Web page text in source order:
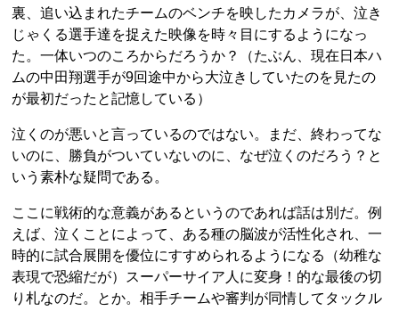
裏、追い込まれたチームのベンチを映したカメラが、泣き
じゃくる選手達を捉えた映像を時々目にするようになっ
た。一体いつのころからだろうか？（たぶん、現在日本ハ
ムの中田翔選手が9回途中から大泣きしていたのを見たの
が最初だったと記憶している）
泣くのが悪いと言っているのではない。まだ、終わってな
いのに、勝負がついていないのに、なぜ泣くのだろう？と
いう素朴な疑問である。
ここに戦術的な意義があるというのであれば話は別だ。例
えば、泣くことによって、ある種の脳波が活性化され、一
時的に試合展開を優位にすすめられるようになる（幼稚な
表現で恐縮だが）スーパーサイア人に変身！的な最後の切
り札なのだ。とか。相手チームや審判が同情してタックル